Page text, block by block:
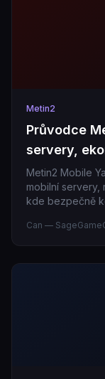
Metin2
Průvodce
servery,
Metin2 Mobile
mobilní servery,
kde bezpečně
Can —